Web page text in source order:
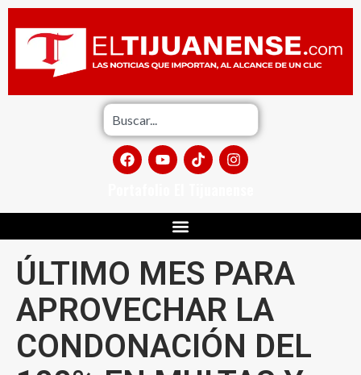
ÚLTIMO MES PARA
APROVECHAR LA
CONDONACIÓN DEL